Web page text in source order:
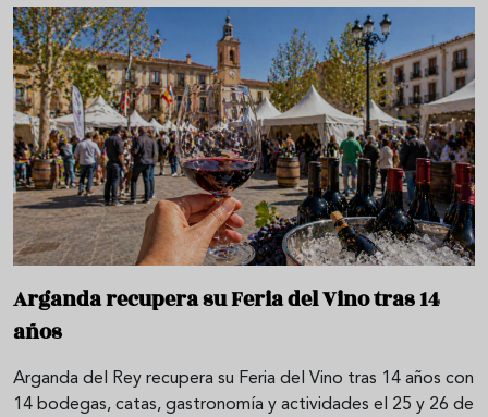
Arganda recupera su Feria del Vino tras 14
años
Arganda del Rey recupera su Feria del Vino tras 14 años con
14 bodegas, catas, gastronomía y actividades el 25 y 26 de